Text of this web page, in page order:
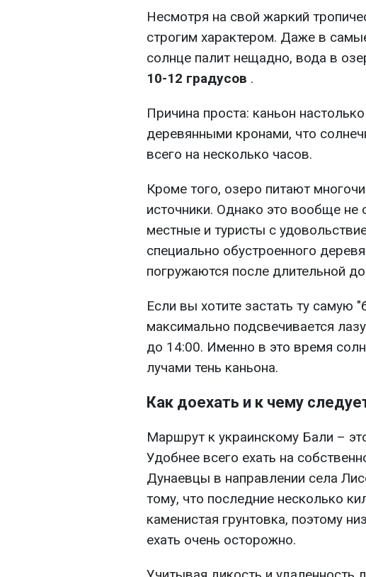
Несмотря на свой жаркий
строгим характером. Даже в
солнце палит нещадно, вода в
10-12 градусов .
Причина проста: каньон
деревянными кронами, что
всего на несколько часов.
Кроме того, озеро питают
источники. Однако это вообще не
местные и туристы с
специально обустроенного
погружаются после длительной
Если вы хотите застать ту самую
максимально подсвечивается
до 14:00. Именно в это время
лучами тень каньона.
Как доехать и к чему
Маршрут к украинскому Бали –
Удобнее всего ехать на
Дунаевцы в направлении села
тому, что последние несколько
каменистая грунтовка, поэтому
ехать очень осторожно.